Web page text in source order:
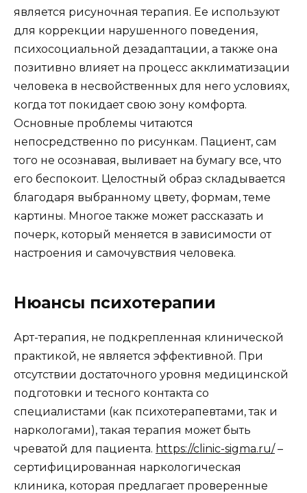
является рисуночная терапия. Ее используют
для коррекции нарушенного поведения,
психосоциальной дезадаптации, а также она
позитивно влияет на процесс акклиматизации
человека в несвойственных для него условиях,
когда тот покидает свою зону комфорта.
Основные проблемы читаются
непосредственно по рисункам. Пациент, сам
того не осознавая, выливает на бумагу все, что
его беспокоит. Целостный образ складывается
благодаря выбранному цвету, формам, теме
картины. Многое также может рассказать и
почерк, который меняется в зависимости от
настроения и самочувствия человека.
Нюансы психотерапии
Арт-терапия, не подкрепленная клинической
практикой, не является эффективной. При
отсутствии достаточного уровня медицинской
подготовки и тесного контакта со
специалистами (как психотерапевтами, так и
наркологами), такая терапия может быть
чреватой для пациента. https://clinic-sigma.ru/–
сертифицированная наркологическая
клиника, которая предлагает проверенные